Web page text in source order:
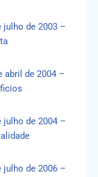
julho de 2003 –
abril de 2004 –
julho de 2004 –
julho de 2006 –